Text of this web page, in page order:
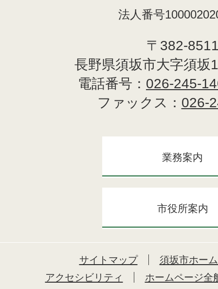
法人番号
〒382-
長野県須坂市大字須坂
電話番号： 026-245-
ファックス： 026-
業務案内
市役所案内
サイトマップ
須坂市ホー
アクセシビリティ
ホームページ全